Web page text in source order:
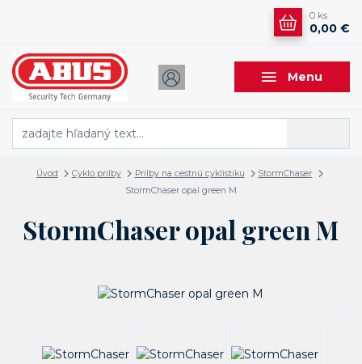
Menu
0 ks
0,00 €
Úvod Cyklo prilby Prilby na cestnú cyklistiku
StormChaser
StormChaser opal green M
StormChaser opal green M